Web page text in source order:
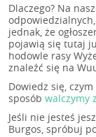
Dlaczego? Na
jednak, że
pojawią się tutaj
hodowle rasy
znaleźć się na
Dowiedz się,
sposób walczymy
Jeśli nie jesteś
Burgos, spróbuj